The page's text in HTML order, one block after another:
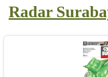
Radar